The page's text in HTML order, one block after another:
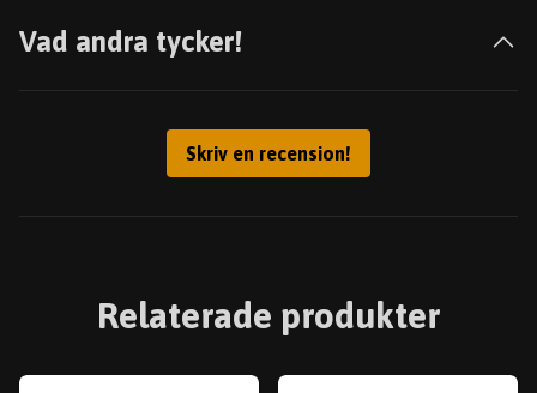
Vad andra tycker!
Skriv en recension!
Relaterade produkter